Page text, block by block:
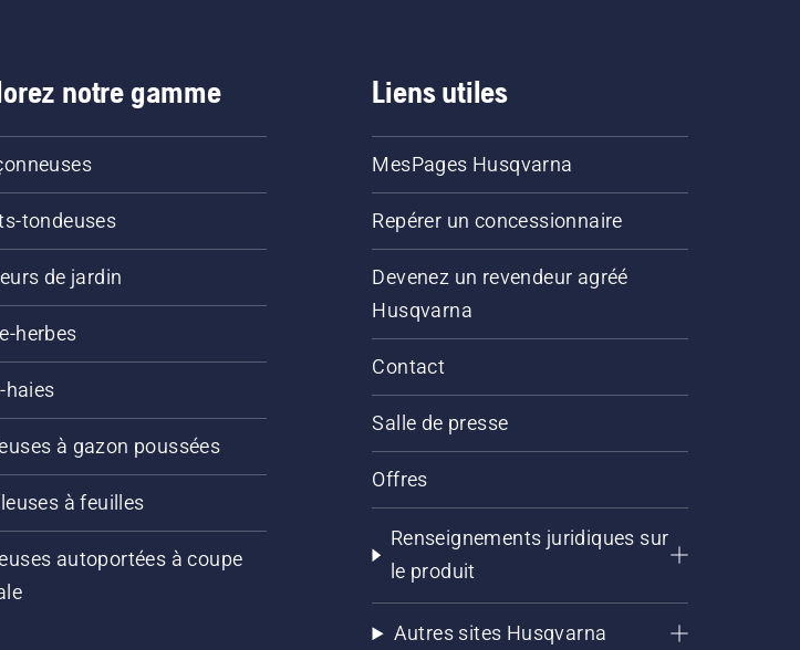
notre gamme
tondeuses
de jardin
herbes
haies
à gazon poussées
à feuilles
autoportées à coupe
Liens utiles
MesPages Husqvarna
Repérer un concessionnaire
Devenez un revendeur agréé
Husqvarna
Contact
Salle de presse
Offres
Renseignements juridiques sur
le produit
Autres sites Husqvarna